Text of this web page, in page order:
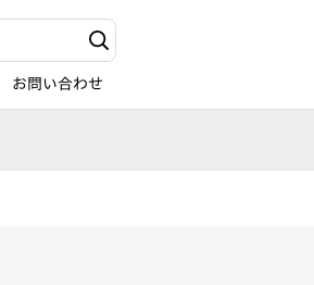
お問い合わせ